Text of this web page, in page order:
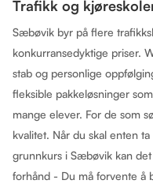
Trafikk og
Sæbøvik byr på flere
konkurransedyktige priser.
stab og personlige
fleksible pakkeløsninger
mange elever. For de som
kvalitet. Når du skal enten
grunnkurs i Sæbøvik kan
forhånd - Du må forvente å